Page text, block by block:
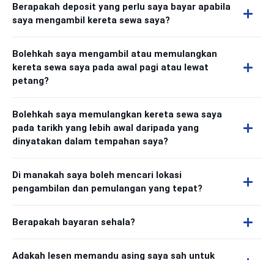
Berapakah deposit yang perlu saya bayar apabila
saya mengambil kereta sewa saya?
Bolehkah saya mengambil atau memulangkan
kereta sewa saya pada awal pagi atau lewat
petang?
Bolehkah saya memulangkan kereta sewa saya
pada tarikh yang lebih awal daripada yang
dinyatakan dalam tempahan saya?
Di manakah saya boleh mencari lokasi
pengambilan dan pemulangan yang tepat?
Berapakah bayaran sehala?
Adakah lesen memandu asing saya sah untuk